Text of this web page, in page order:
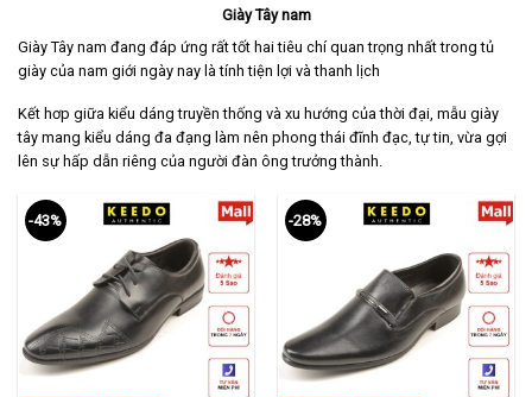
Giày Tây nam
Giày Tây nam đang đáp ứng rất tốt hai tiêu chí quan trọng nhất trong tủ
giày của nam giới ngày nay là tính tiện lợi và thanh lịch
Kết hơp giữa kiểu dáng truyền thống và xu hướng của thời đại, mẫu giày
tây mang kiểu dáng đa đạng làm nên phong thái đĩnh đạc, tự tin, vừa gợi
lên sự hấp dẫn riêng của người đàn ông trưởng thành.
-43% -28%